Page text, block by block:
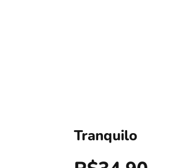
o Petlove Saúde atende a
o filhote travesso até o
atenção especial.
e os custos podem variar
Tranquilo